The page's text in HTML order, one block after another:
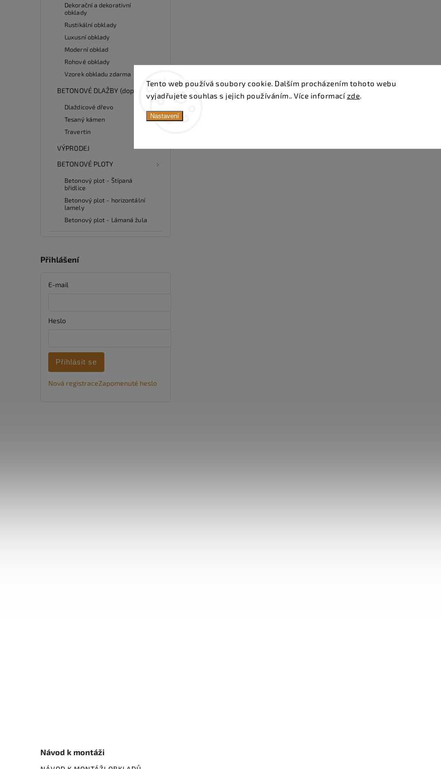
Tento web používá soubory cookie. Dalším procházením tohoto webu
vyjadřujete souhlas s jejich používáním.. Více informací zde.
Nastavení
Dekorační a dekorativní
obklady
Rustikální obklady
Luxusní obklady
Moderní obklad
Rohové obklady
Vzorek obkladu zdarma
BETONOVÉ DLAŽBY (doprodej)
Dlaždicové dřevo
Tesaný kámen
Travertin
VÝPRODEJ
BETONOVÉ PLOTY
Betonový plot - Štípaná
břidlice
Betonový plot - horizontální
lamely
Betonový plot - Lámaná žula
Přihlášení
E-mail
Heslo
Přihlásit se
Nová registraceZapomenuté heslo
Návod k montáži